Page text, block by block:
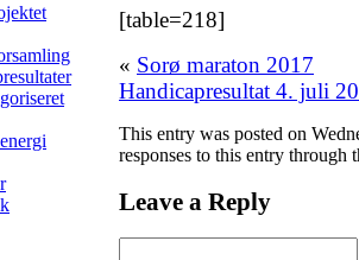
[table=218]
« Sorø maraton 2017
Handicapresultat 4. juli
This entry was posted on
responses to this entry through
Leave a Reply